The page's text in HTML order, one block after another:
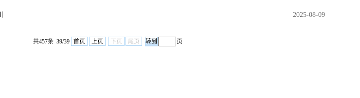
2025-08-09
共457条 39/39 首页 上页 下页 尾页 页